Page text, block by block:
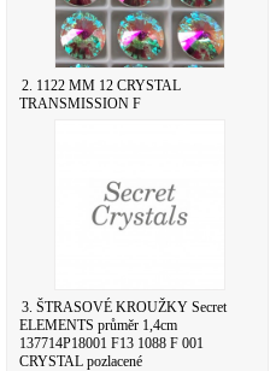
2. 1122 MM 12 CRYSTAL
TRANSMISSION F
3. ŠTRASOVÉ KROUŽKY Secret
ELEMENTS průměr 1,4cm
137714P18001 F13 1088 F 001
CRYSTAL pozlacené